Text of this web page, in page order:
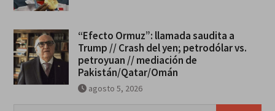
“Efecto Ormuz”: llamada saudita a
Trump // Crash del yen; petrodólar vs.
petroyuan // mediación de
Pakistán/Qatar/Omán
agosto 5, 2026